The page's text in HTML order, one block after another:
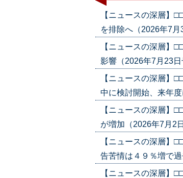
【ニュースの深層
を排除へ（2026年7
【ニュースの深層】
影響（2026年7月23
【ニュースの深層
中に検討開始、来年
【ニュースの深層
が増加（2026年7月2
【ニュースの深層
告苦情は４９％増で
【ニュースの深層】